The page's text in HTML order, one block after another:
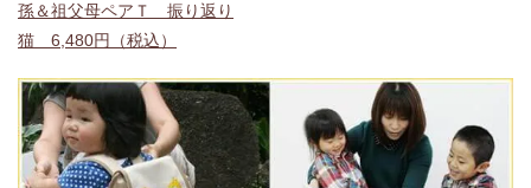
孫＆祖父母ペアＴ 振り返り
猫 6,480円（税込）